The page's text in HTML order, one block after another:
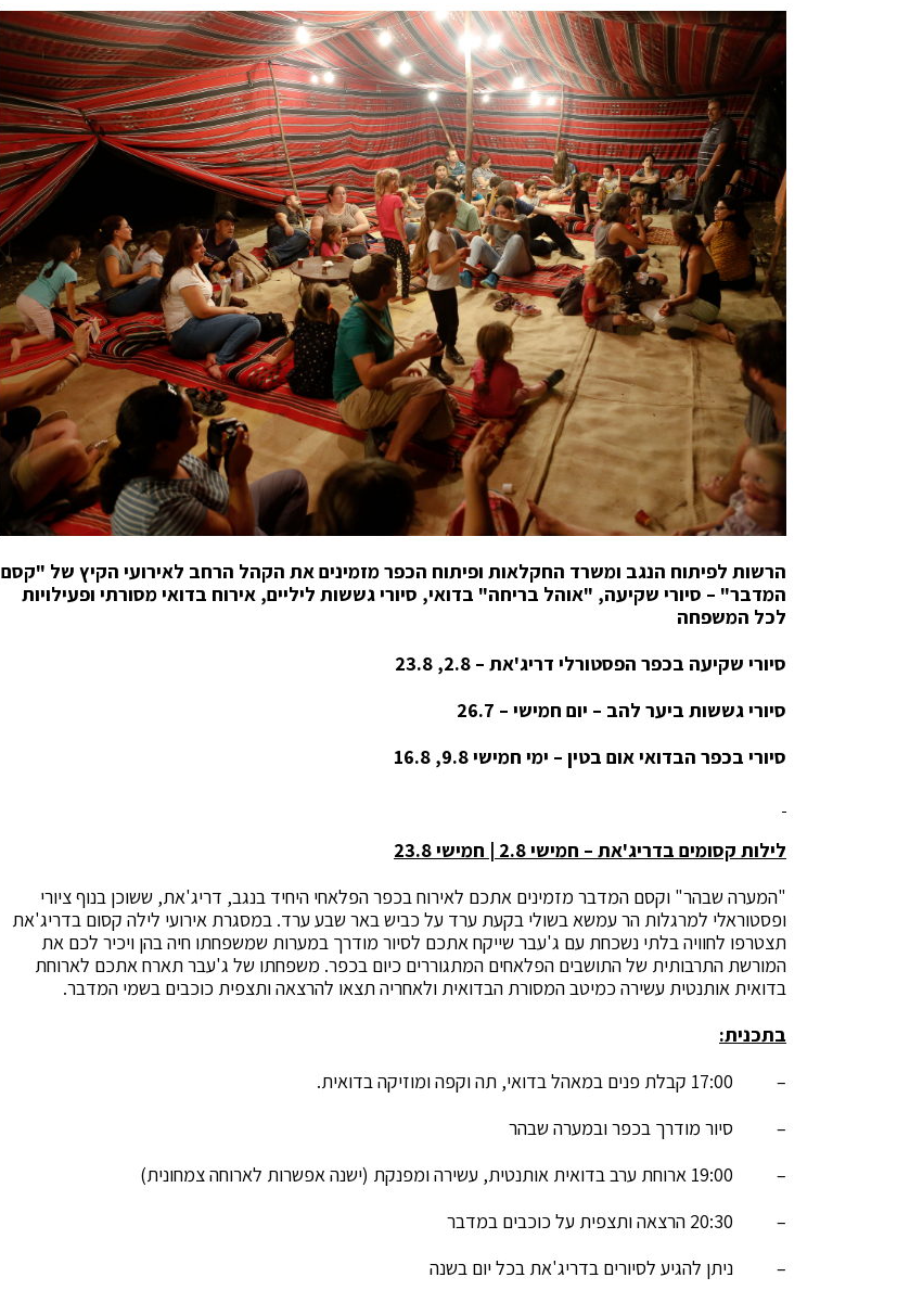
הרשות לפיתוח הנגב ומשרד החקלאות ופיתוח הכפר מזמינים את הקהל הרחב לאירועי הקיץ של "קסם
המדבר" – סיורי שקיעה, "אוהל בריחה" בדואי, סיורי גששות ליליים, אירוח בדואי מסורתי ופעילויות
לכל המשפחה
סיורי שקיעה בכפר הפסטורלי דריג'את – 2.8, 23.8
סיורי גששות ביער להב – יום חמישי – 26.7
סיורי בכפר הבדואי אום בטין – ימי חמישי 9.8, 16.8
לילות קסומים בדריג'את – חמישי 2.8 | חמישי 23.8
"המערה שבהר" וקסם המדבר מזמינים אתכם לאירוח בכפר הפלאחי היחיד בנגב, דריג'את, ששוכן בנוף ציורי
ופסטוראלי למרגלות הר עמשא בשולי בקעת ערד על כביש באר שבע ערד. במסגרת אירועי לילה קסום בדריג'את
תצטרפו לחוויה בלתי נשכחת עם ג'עבר שייקח אתכם לסיור מודרך במערות שמשפחתו חיה בהן ויכיר לכם את
המורשת התרבותית של התושבים הפלאחים המתגוררים כיום בכפר. משפחתו של ג'עבר תארח אתכם לארוחת
בדואית אותנטית עשירה כמיטב המסורת הבדואית ולאחריה תצאו להרצאה ותצפית כוכבים בשמי המדבר.
בתכנית:
– 17:00 קבלת פנים במאהל בדואי, תה וקפה ומוזיקה בדואית.
– סיור מודרך בכפר ובמערה שבהר
– 19:00 ארוחת ערב בדואית אותנטית, עשירה ומפנקת (ישנה אפשרות לארוחה צמחונית)
– 20:30 הרצאה ותצפית על כוכבים במדבר
– ניתן להגיע לסיורים בדריג'את בכל יום בשנה